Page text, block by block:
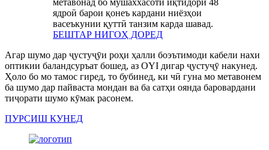
метавонад бо мушаххасоти иқтидори 48
ядроӣ барои қонеъ кардани ниёзҳои
васеъкунии қуттӣ танзим карда шавад.
БЕШТАР НИГОҲ ДОРЕД
Агар шумо дар ҷустуҷӯи роҳи ҳалли боэътимоди кабели нахи
оптикии баландсуръат бошед, аз OYI дигар ҷустуҷӯ накунед.
Ҳоло бо мо тамос гиред, то бубинед, ки чӣ гуна мо метавонем
ба шумо дар пайваста мондан ва ба сатҳи оянда баровардани
тиҷорати шумо кӯмак расонем.
ПУРСИШ КУНЕД